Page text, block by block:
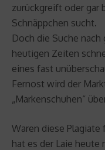
zurückgreift oder gar
Schnäppchen sucht.
Doch die Suche
heutigen Zeiten
eines fast
Fernost wird der
„Markenschuhen“
Waren diese
hat es der Laie heute